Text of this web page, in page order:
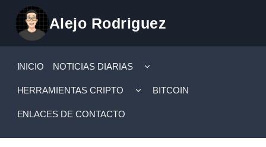
contenido
Alejo Rodriguez
INICIO NOTICIAS DIARIAS
ALTERNAR
HERRAMIENTAS CRIPTO
ALTERNAR
MENÚ
BITCOIN
ENLACES DE CONTACTO